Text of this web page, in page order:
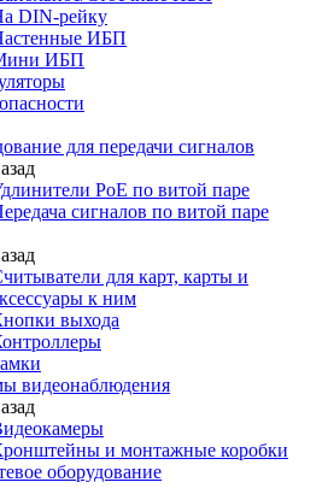
DIN-рейку
ИБП
ИБП
для передачи сигналов
PoE по витой паре
сигналов по витой паре
для карт, карты и
к ним
выхода
видеонаблюдения
и монтажные коробки
оборудование